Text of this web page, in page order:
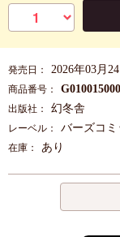
発売日： 2026年03月24
商品番号：
出版社： 幻冬舎
レーベル： バーズコ
在庫： あり